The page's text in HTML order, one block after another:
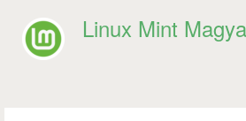
Linux Mint